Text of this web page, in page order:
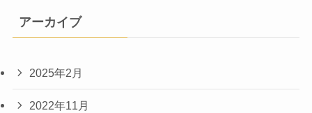
アーカイブ
2025年2月
2022年11月